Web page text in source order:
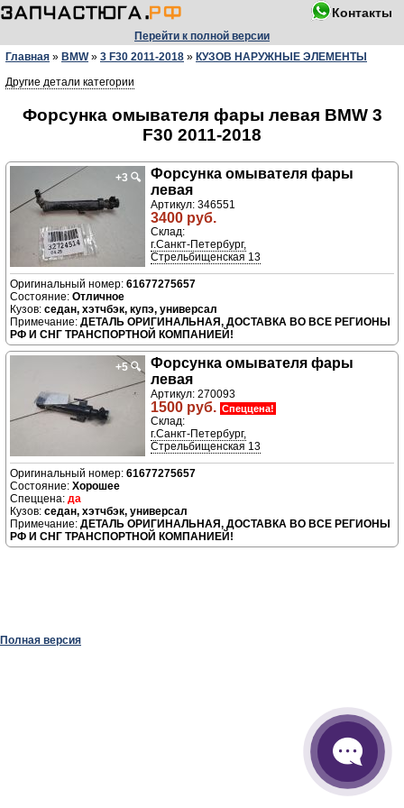
Контакты
Перейти к полной версии
Главная » BMW» 3 F30 2011-2018 » КУЗОВ НАРУЖНЫЕ ЭЛЕМЕНТЫ
Другие детали категории
Форсунка омывателя фары левая BMW 3
F30 2011-2018
+3 🔍
Форсунка омывателя фары
левая
Артикул: 346551
3400 руб.
Склад:
г.Санкт-Петербург,
Стрельбищенская 13
61677275657
Отличное
седан, хэтчбэк, купэ, универсал
ДЕТАЛЬ ОРИГИНАЛЬНАЯ, ДОСТАВКА ВО ВСЕ РЕГИОНЫ
РФ И СНГ ТРАНСПОРТНОЙ КОМПАНИЕЙ!
+5🔍
Форсунка омывателя фары
левая
Артикул: 270093
1500 руб. Спеццена!
Склад:
г.Санкт-Петербург,
Стрельбищенская 13
61677275657
Хорошее
да
седан, хэтчбэк, универсал
ДЕТАЛЬ ОРИГИНАЛЬНАЯ, ДОСТАВКА ВО ВСЕ РЕГИОНЫ
РФ И СНГ ТРАНСПОРТНОЙ КОМПАНИЕЙ!
Полная версия